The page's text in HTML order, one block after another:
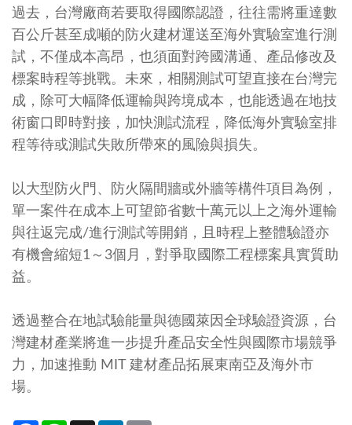
過去，台灣廠商若要取得國際認證，往往需將重達數
百公斤甚至成噸的防火建材運送至海外實驗室進行測
試，不僅成本高昂，也須面對跨國溝通、產品修改及
標案時程等挑戰。未來，相關測試可望直接在台灣完
成，除可大幅降低運輸與跨境成本，也能透過在地技
術窗口即時對接，加快測試流程，降低海外實驗室排
程等待或測試失敗所帶來的風險與損失。
以大型防火門、防火隔間牆或外牆等構件項目為例，
單一案件在成本上可望節省數十萬元以上之海外運輸
與往返完成/進行測試等開銷，且時程上整體驗證亦
有機會縮短1～3個月，對爭取國際工程標案具實質助
益。
透過整合在地試驗能量與德國萊因全球驗證資源，台
灣建材產業將進一步提升產品安全性與國際市場競爭
力，加速推動 MIT 建材產品拓展東南亞及海外市
場。